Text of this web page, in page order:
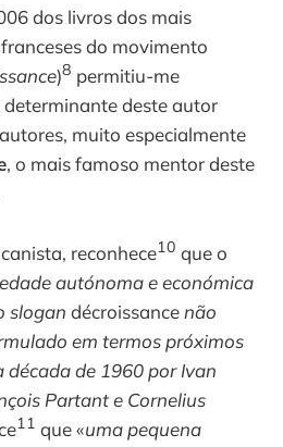
dos livros dos mais
do movimento
)8 permitiu-me
deste autor
muito especialmente
, o mais famoso mentor deste
reconhece10 que o
autónoma e económica
slogan décroissance não
em termos próximos
década de 1960 por Ivan
Partant e Cornelius
11 que «uma pequena